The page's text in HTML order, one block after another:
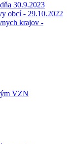
30.9.2023
obcí - 29.10.2022
krajov -
VZN